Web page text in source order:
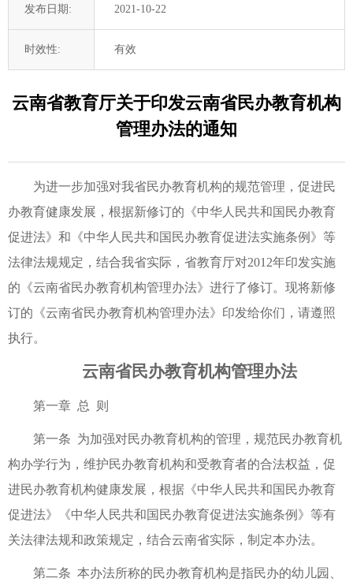
发布日期: 2021-10-22
时效性: 有效
云南省教育厅关于印发云南省民办教育机构
管理办法的通知
为进一步加强对我省民办教育机构的规范管理，促进民
办教育健康发展，根据新修订的《中华人民共和国民办教育
促进法》和《中华人民共和国民办教育促进法实施条例》等
法律法规规定，结合我省实际，省教育厅对2012年印发实施
的《云南省民办教育机构管理办法》进行了修订。现将新修
订的《云南省民办教育机构管理办法》印发给你们，请遵照
执行。
云南省民办教育机构管理办法
第一章 总 则
第一条 为加强对民办教育机构的管理，规范民办教育机
构办学行为，维护民办教育机构和受教育者的合法权益，促
进民办教育机构健康发展，根据《中华人民共和国民办教育
促进法》《中华人民共和国民办教育促进法实施条例》等有
关法律法规和政策规定，结合云南省实际，制定本办法。
第二条 本办法所称的民办教育机构是指民办的幼儿园、